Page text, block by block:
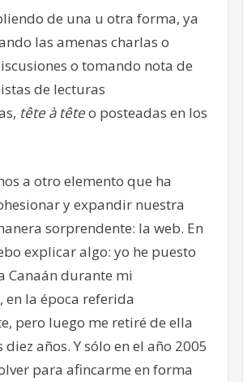
de una u otra forma, ya
las amenas charlas o
o tomando nota de
de lecturas
tête à têteo posteadas en los
a otro elemento que ha
y expandir nuestra
sorprendente: la web. En
explicar algo: yo he puesto
Canaán durante mi
en la época referida
pero luego me retiré de ella
años. Y sólo en el año 2005
para afincarme en forma